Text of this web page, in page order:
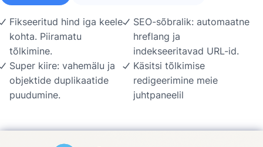
Fikseeritud hind iga keele
kohta. Piiramatu
tõlkimine.
Super kiire: vahemälu ja
objektide duplikaatide
puudumine.
SEO-sõbralik: automaatne
hreflang ja
indekseeritavad URL-id.
Käsitsi tõlkimise
redigeerimine meie
juhtpaneelil